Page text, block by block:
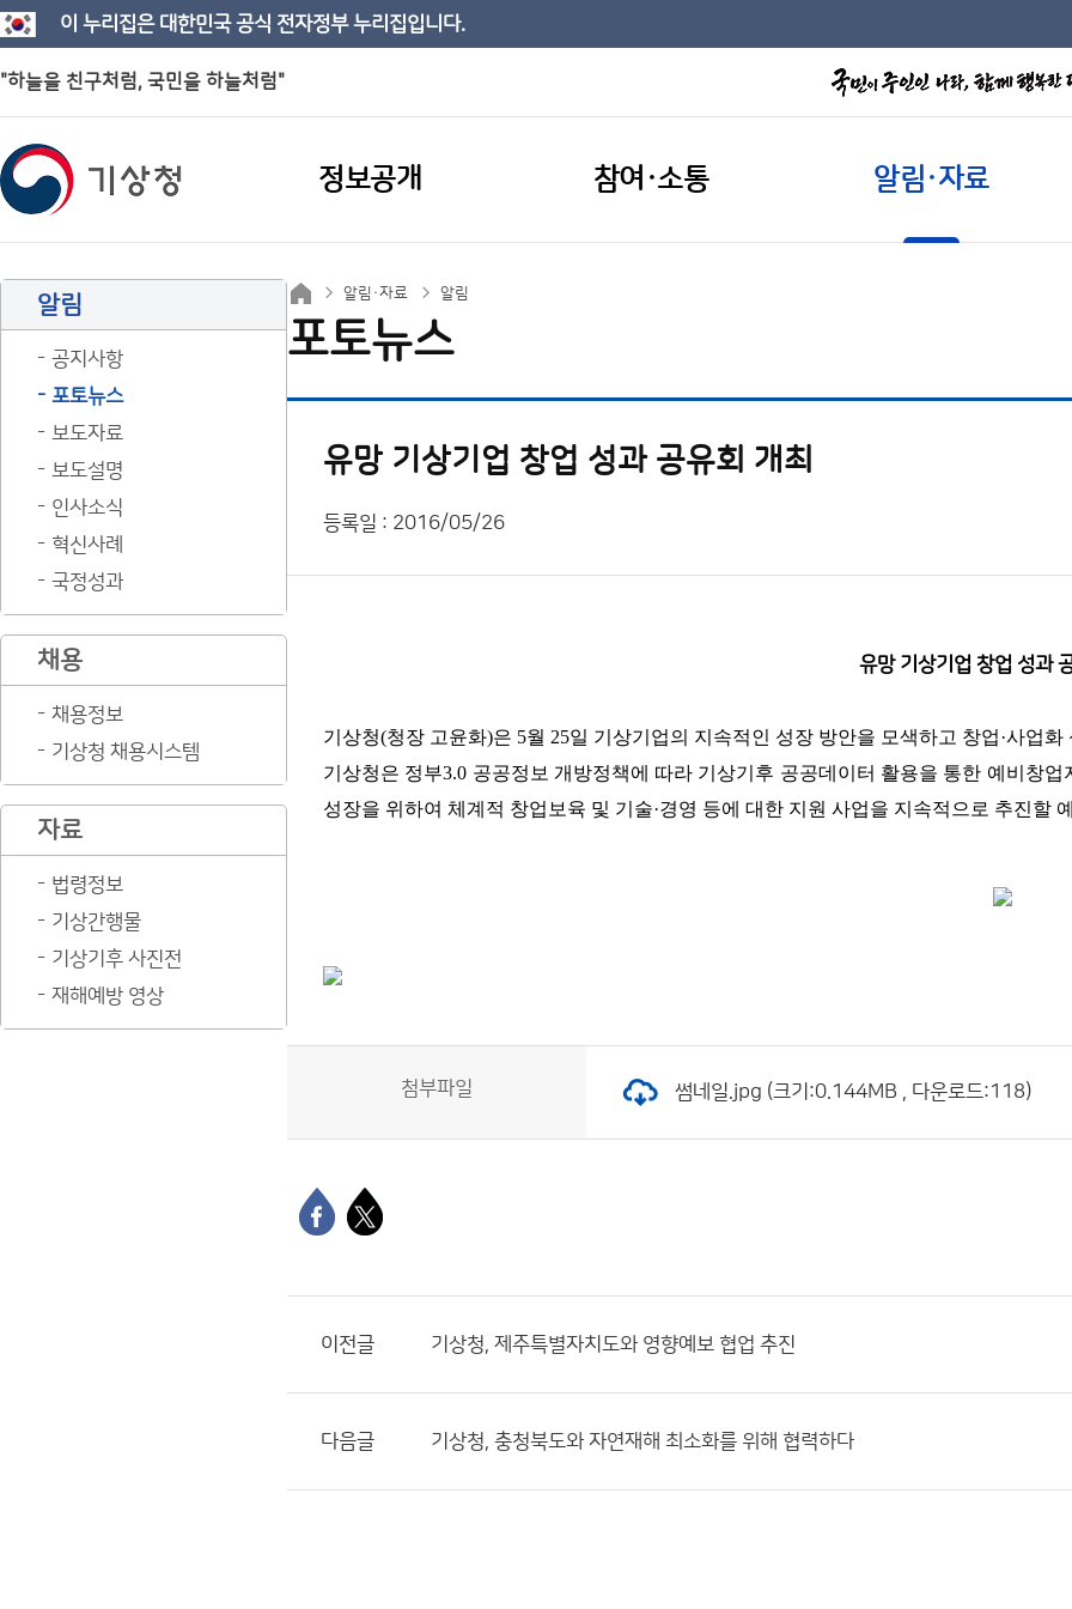
이 누리집은 대한민국 공식 전자정부 누리집입니다.
"하늘을 친구처럼, 국민을 하늘처럼"
정보공개 참여·소통 알림·자료
알림
공지사항
포토뉴스
보도자료
보도설명
인사소식
혁신사례
국정성과
채용
채용정보
기상청 채용시스템
자료
법령정보
기상간행물
기상기후 사진전
재해예방 영상
알림·자료 알림
포토뉴스
유망 기상기업 창업 성과 공유회 개최
등록일 : 2016/05/26
유망 기상기업 창업 성과
기상청(청장 고윤화)은 5월 25일 기상기업의 지속적인 성장 방안을 모색하고 창업·사업
기상청은 정부3.0 공공정보 개방정책에 따라 기상기후 공공데이터 활용을 통한 예비창
성장을 위하여 체계적 창업보육 및 기술·경영 등에 대한 지원 사업을 지속적으로 추진할
첨부파일 썸네일.jpg (크기:0.144MB , 다운로드:118)
이전글 기상청, 제주특별자치도와 영향예보 협업 추진
다음글 기상청, 충청북도와 자연재해 최소화를 위해 협력하다